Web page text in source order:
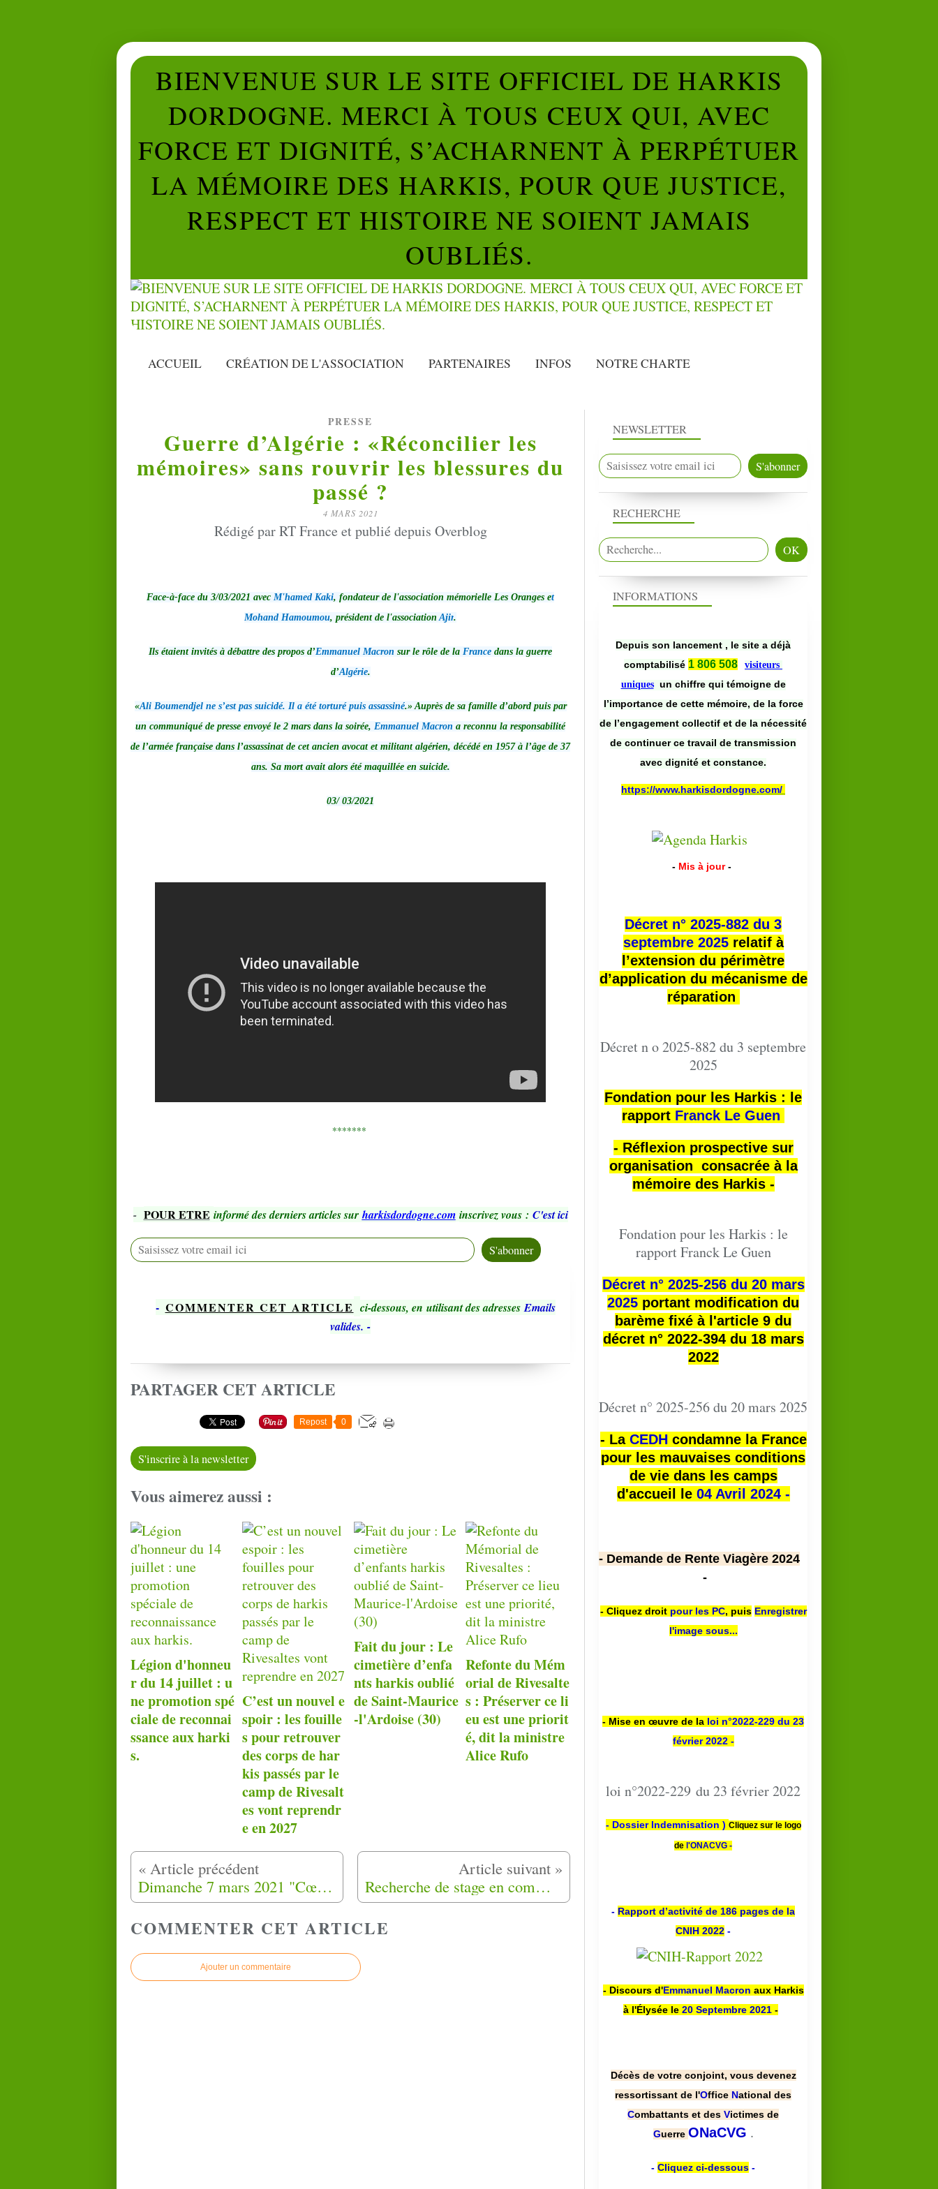
BIENVENUE SUR LE SITE OFFICIEL DE HARKIS
DORDOGNE. MERCI À TOUS CEUX QUI, AVEC
FORCE ET DIGNITÉ, S’ACHARNENT À PERPÉTUER
LA MÉMOIRE DES HARKIS, POUR QUE JUSTICE,
RESPECT ET HISTOIRE NE SOIENT JAMAIS
OUBLIÉS.
ACCUEIL CRÉATION DE L'ASSOCIATION PARTENAIRES INFOS NOTRE CHARTE
PRESSE
Guerre d’Algérie : «Réconcilier les
mémoires» sans rouvrir les blessures du
passé ?
4 MARS 2021
Rédigé par RT France et publié depuis Overblog
Face-à-face du 3/03/2021 avec M'hamed Kaki, fondateur de l'association mémorielle Les Oranges et
Mohand Hamoumou, président de l'associationAjir.
Ils étaient invités à débattre des propos d’Emmanuel Macron sur le rôle de la France dans la guerre
d’Algérie.
«Ali Boumendjel ne s’est pas suicidé. Il a été torturé puis assassiné.» Auprès de sa famille d’abord puis par
un communiqué de presse envoyé le 2 mars dans la soirée, Emmanuel Macron a reconnu la responsabilité
de l’armée française dans l’assassinat de cet ancien avocat et militant algérien, décédé en 1957 à l’âge de 37
ans. Sa mort avait alors été maquillée en suicide.
03/ 03/2021
*******
- POUR ETRE informé des derniers articles sur harkisdordogne.com inscrivez vous : C'est ici
- COMMENTER CET ARTICLE ci-dessous, en utilisant des adressesEmails
valides. -
PARTAGER CET ARTICLE
Repost 0
S'inscrire à la newsletter
Vous aimerez aussi :
Légion d'honneu
r du 14 juillet : u
ne promotion spé
ciale de reconnai
ssance aux harki
s.
C’est un nouvel e
spoir : les fouille
s pour retrouver
des corps de har
kis passés par le
camp de Rivesalt
es vont reprendr
e en 2027
Fait du jour : Le
cimetière d’enfa
nts harkis oublié
de Saint-Maurice
-l'Ardoise (30)
Refonte du Mém
orial de Rivesalte
s : Préserver ce li
eu est une priorit
é, dit la ministre
Alice Rufo
Dimanche 7 mars 2021 ​​​​​​​"Cœurs de harkis " en vidéo Recherche de stage en communication pour une petite fille de harkis
COMMENTER CET ARTICLE
Ajouter un commentaire
NEWSLETTER
RECHERCHE
INFORMATIONS
Depuis son lancement , le site a déjà
comptabilisé 1 806 508
visiteurs
uniques un chiffre qui témoigne de
l’importance de cette mémoire, de la force
de l’engagement collectif et de la nécessité
de continuer ce travail de transmission
avec dignité et constance.
https://www.harkisdordogne.com/
- Mis à jour -
Décret n° 2025-882 du 3
septembre 2025relatif à
l’extension du périmètre
d’application du mécanisme de
réparation
Décret n o 2025-882 du 3 septembre
2025
Fondation pour les Harkis : le
rapport Franck Le Guen
- Réflexion prospective sur
organisation consacrée à la
mémoire des Harkis -
Fondation pour les Harkis : le
rapport Franck Le Guen
Décret n° 2025-256 du 20 mars
2025 portant modification du
barème fixé à l'article 9 du
décret n° 2022-394 du 18 mars
2022
Décret n° 2025-256 du 20 mars 2025
- La CEDHcondamne la France
pour les mauvaises conditions
de vie dans les camps
d'accueil le 04 Avril 2024 -
- Demande de Rente Viagère 2024
-
- Cliquez droit pour les PC, puis Enregistrer
l'image sous...
- Mise en œuvre de la loi n°2022-229 du 23
février 2022 -
loi n°2022-229 du 23 février 2022
- Dossier Indemnisation ) Cliquez sur le logo
de l'ONACVG -
- Rapport d’activité de 186 pages de la
CNIH 2022 -
- Discours d'Emmanuel Macron aux Harkis
à l'Élysée le 20 Septembre 2021 -
Décès de votre conjoint, vous devenez
ressortissant de l'Office National des
Combattants et des Victimes de
Guerre ONaCVG .
- Cliquez ci-dessous -